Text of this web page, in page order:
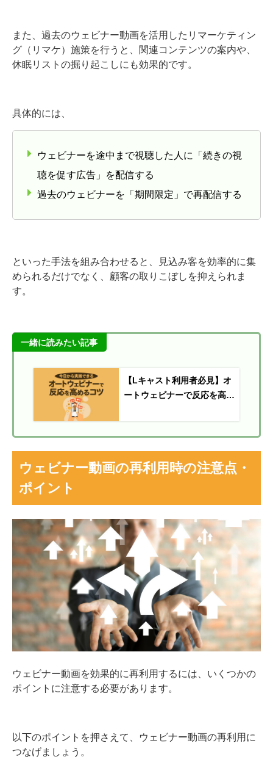
また、過去のウェビナー動画を活用したリマーケティン
グ（リマケ）施策を行うと、関連コンテンツの案内や、
休眠リストの掘り起こしにも効果的です。
具体的には、
ウェビナーを途中まで視聴した人に「続きの視
聴を促す広告」を配信する
過去のウェビナーを「期間限定」で再配信する
といった手法を組み合わせると、見込み客を効率的に集
められるだけでなく、顧客の取りこぼしを抑えられま
す。
一緒に読みたい記事
【Lキャスト利用者必見】オ
ートウェビナーで反応を高め
ウェビナー動画の再利用時の注意点・
ポイント
ウェビナー動画を効果的に再利用するには、いくつかの
ポイントに注意する必要があります。
以下のポイントを押さえて、ウェビナー動画の再利用に
つなげましょう。